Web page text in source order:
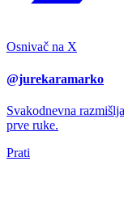
Osnivač na X
@jurekaramarko
Svakodnevna
prve ruke.
Prati